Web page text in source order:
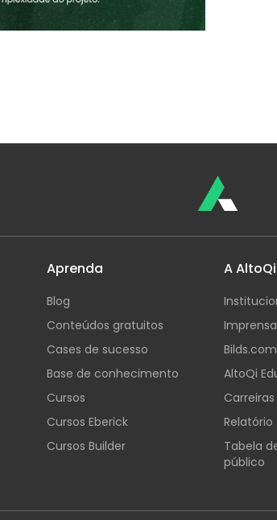
Aprenda
Blog
Conteúdos gratuitos
Cases de sucesso
Base de conhecimento
Cursos
Cursos Eberick
Cursos Builder
A AltoQi
Imprensa
Bilds.com
AltoQi
Carreiras
Relatório
Tabela
público